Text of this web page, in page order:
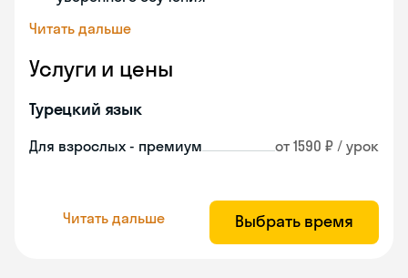
Читать дальше
Услуги и цены
Турецкий язык
Для взрослых - премиум от 1590 ₽ / урок
Читать дальше Выбрать время